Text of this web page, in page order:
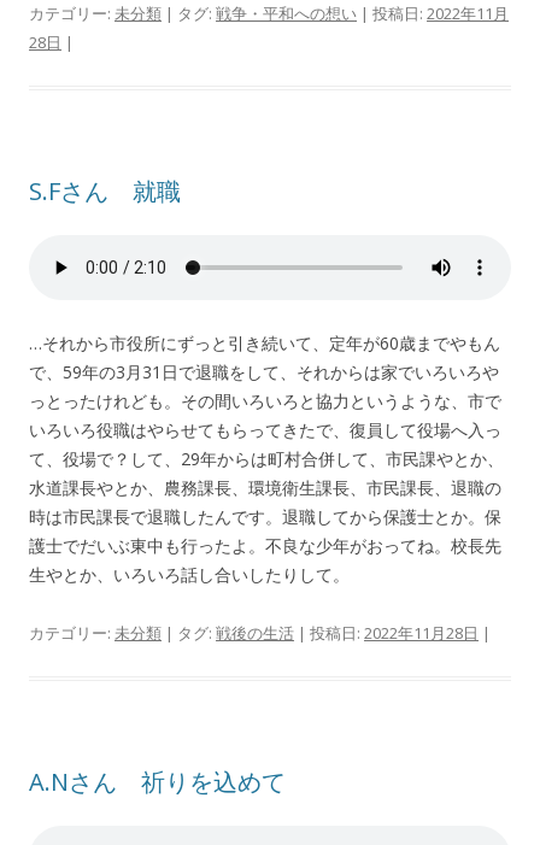
カテゴリー: 未分類 | タグ: 戦争・平和への想い | 投稿日: 2022年11月
28日 |
S.Fさん 就職
…それから市役所にずっと引き続いて、定年が60歳までやもん
で、59年の3月31日で退職をして、それからは家でいろいろや
っとったけれども。その間いろいろと協力というような、市で
いろいろ役職はやらせてもらってきたで、復員して役場へ入っ
て、役場で？して、29年からは町村合併して、市民課やとか、
水道課長やとか、農務課長、環境衛生課長、市民課長、退職の
時は市民課長で退職したんです。退職してから保護士とか。保
護士でだいぶ東中も行ったよ。不良な少年がおってね。校長先
生やとか、いろいろ話し合いしたりして。
カテゴリー: 未分類 | タグ: 戦後の生活 | 投稿日: 2022年11月28日 |
A.Nさん 祈りを込めて